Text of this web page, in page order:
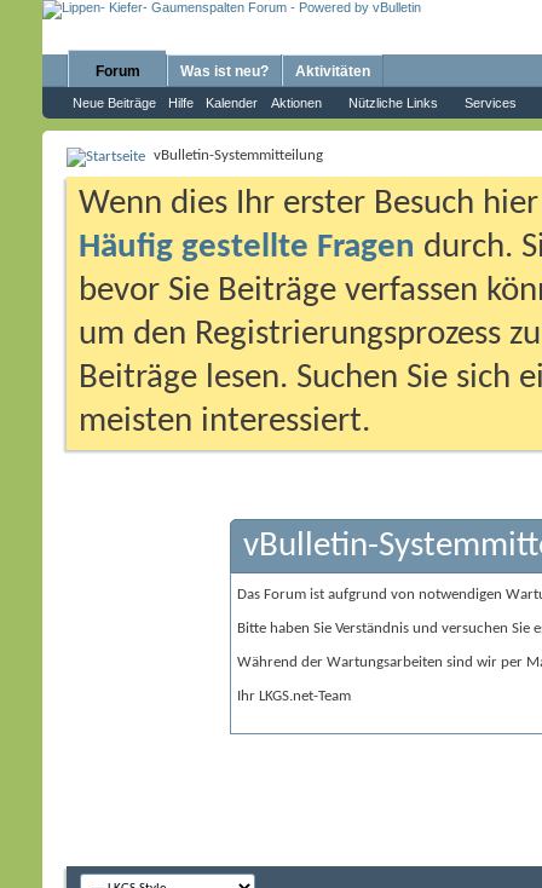
Forum
Neue Beiträge Hilfe Kalender Aktionen Nützliche Links Services
Was ist neu? Aktivitäten
vBulletin-Systemmitteilung
Wenn dies Ihr erster Besuch
Häufig gestellte Fragen durch.
bevor Sie Beiträge verfassen
um den Registrierungsprozess
Beiträge lesen. Suchen Sie sich
meisten interessiert.
vBulletin-
Das Forum ist aufgrund von notwendigen
Bitte haben Sie Verständnis und versuchen Sie
Während der Wartungsarbeiten sind wir per
Ihr LKGS.net-Team